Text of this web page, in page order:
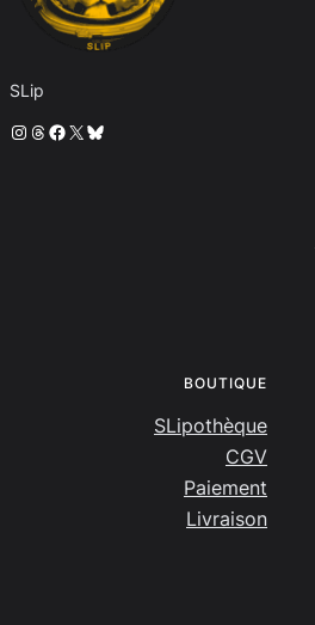
SLip
Instagram
Threads
Facebook
X Bluesky
BOUTIQUE
SLipothèque
CGV
Paiement
Livraison